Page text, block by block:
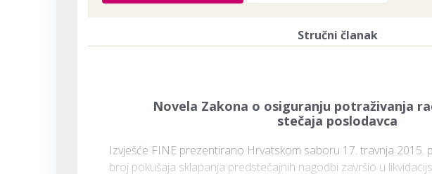
Stručni članak
Novela Zakona o osiguranju potraživanja
stečaja poslodavca
Izvješće FINE prezentirano Hrvatskom saboru 17. travnja 2015.
broj pokušaja sklapanja predstečajnih nagodbi završio u